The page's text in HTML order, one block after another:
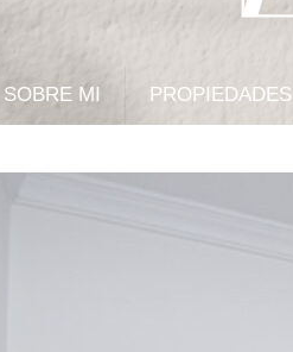
SOBRE MI PROPIEDADES